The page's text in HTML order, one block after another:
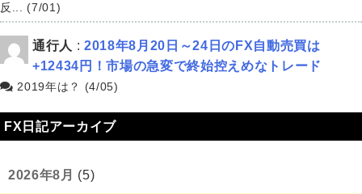
反... (7/01)
通行人 : 2018年8月20日～24日のFX自動売買は
+12434円！市場の急変で終始控えめなトレード
2019年は？ (4/05)
FX日記アーカイブ
2026年8月 (5)